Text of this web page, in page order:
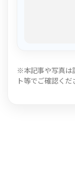
※本記事や写真は
ト等でご確認くだ